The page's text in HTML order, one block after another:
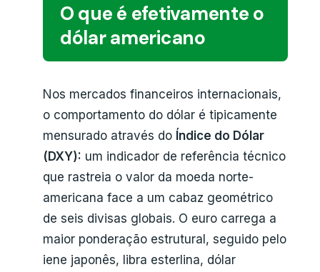
O que é efetivamente o
dólar americano
Nos mercados financeiros internacionais,
o comportamento do dólar é tipicamente
mensurado através do Índice do Dólar
(DXY): um indicador de referência técnico
que rastreia o valor da moeda norte-
americana face a um cabaz geométrico
de seis divisas globais. O euro carrega a
maior ponderação estrutural, seguido pelo
iene japonês, libra esterlina, dólar